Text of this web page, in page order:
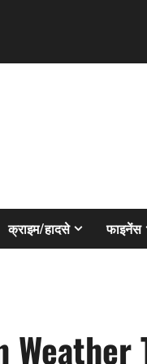
क्राइम/हादसे फाइनेंस
Weather